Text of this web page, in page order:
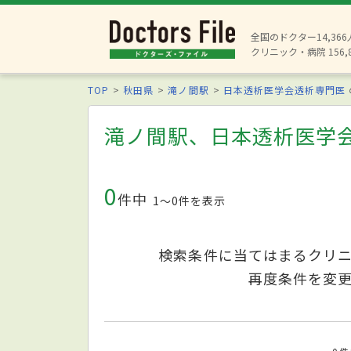
全国のドクター14,366
クリニック・病院
TOP 秋田県 滝ノ間駅 日本透析医学会透析専門医
滝ノ間駅、日本透析医学
0件中 1〜0件を表示
検索条件に当てはまるクリ
再度条件を変